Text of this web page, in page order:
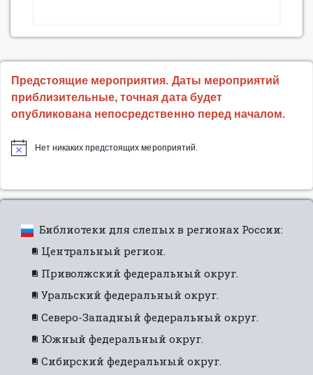
Предстоящие мероприятия. Даты мероприятий
приблизительные, точная дата будет
опубликована непосредственно перед началом.
Нет никаких предстоящих мероприятий.
Библиотеки для слепых в регионах России:
Центральный регион.
Приволжский федеральный округ.
Уральский федеральный округ.
Северо-Западный федеральный округ.
Южный федеральный округ.
Сибирский федеральный округ.